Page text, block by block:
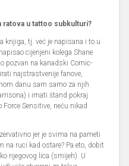
ratova u tattoo subkulturi?
knjiga, tj. već je napisana i to u
cijenjeni kolega Shane
pozvan na kanadski Comic-
najstrastvenije fanove,
danu sam samo za njih
i imati štand pokraj
Sensitive, neću nikad
jer je svima na pameti
na ruci kad ostare? Pa eto, dobit
njegovog lica (smijeh). U